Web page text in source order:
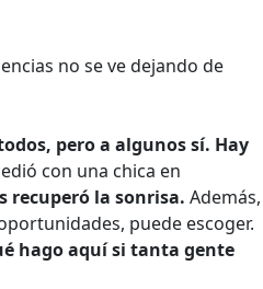
no se ve dejando de
pero a algunos sí. Hay
con una chica en
recuperó la sonrisa. Además,
puede escoger.
hago aquí si tanta gente